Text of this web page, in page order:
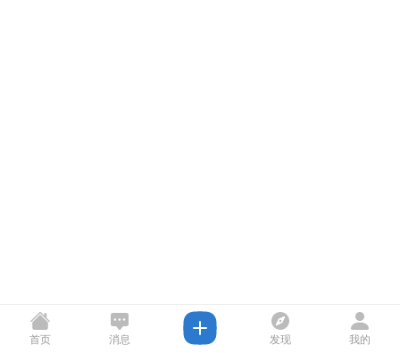
首页 消息 发现 我的